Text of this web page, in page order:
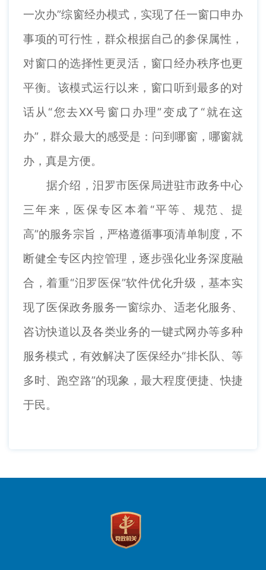
一次办”综窗经办模式，实现了任一窗口申办
事项的可行性，群众根据自己的参保属性，
对窗口的选择性更灵活，窗口经办秩序也更
平衡。该模式运行以来，窗口听到最多的对
话从“您去XX号窗口办理”变成了“就在这
办”，群众最大的感受是：问到哪窗，哪窗就
办，真是方便。
据介绍，汨罗市医保局进驻市政务中心
三年来，医保专区本着“平等、规范、提
高”的服务宗旨，严格遵循事项清单制度，不
断健全专区内控管理，逐步强化业务深度融
合，着重“汨罗医保”软件优化升级，基本实
现了医保政务服务一窗综办、适老化服务、
咨访快道以及各类业务的一键式网办等多种
服务模式，有效解决了医保经办“排长队、等
多时、跑空路”的现象，最大程度便捷、快捷
于民。